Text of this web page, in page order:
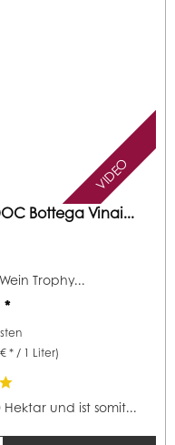
VIDEO
Bottega Vinai...
Trophy...
* / 1 Liter)
und ist somit...